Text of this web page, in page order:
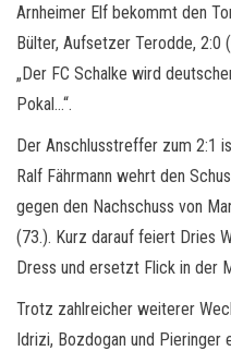
Arnheimer Elf bekommt den
Bülter, Aufsetzer Terodde,
„Der FC Schalke wird
Pokal…“.
Der Anschlusstreffer zum 2:1
Ralf Fährmann wehrt den
gegen den Nachschuss von
(73.). Kurz darauf feiert Dries
Dress und ersetzt Flick in der
Trotz zahlreicher weiterer
Idrizi, Bozdogan und Pieringer